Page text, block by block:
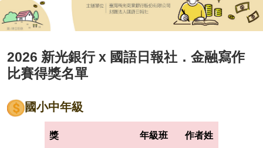
2026 新光銀行 x 國語日報社．金融寫作
比賽得獎名單
國小中年級
獎
年級班
作者姓